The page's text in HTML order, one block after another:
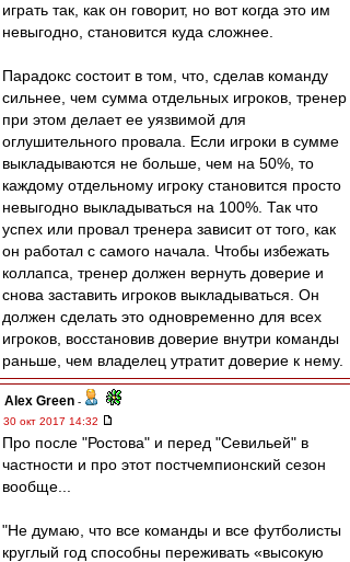
играть так, как он говорит, но вот когда это им
невыгодно, становится куда сложнее.
Парадокс состоит в том, что, сделав команду
сильнее, чем сумма отдельных игроков, тренер
при этом делает ее уязвимой для
оглушительного провала. Если игроки в сумме
выкладываются не больше, чем на 50%, то
каждому отдельному игроку становится просто
невыгодно выкладываться на 100%. Так что
успех или провал тренера зависит от того, как
он работал с самого начала. Чтобы избежать
коллапса, тренер должен вернуть доверие и
снова заставить игроков выкладываться. Он
должен сделать это одновременно для всех
игроков, восстановив доверие внутри команды
раньше, чем владелец утратит доверие к нему.
Alex Green -
30 окт 2017 14:32
Про после "Ростова" и перед "Севильей" в
частности и про этот постчемпионский сезон
вообще...
"Не думаю, что все команды и все футболисты
круглый год способны переживать «высокую